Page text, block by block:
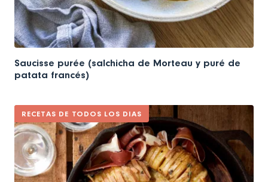
Saucisse purée (salchicha de Morteau y puré de
patata francés)
RECETAS DE TODOS LOS DIAS